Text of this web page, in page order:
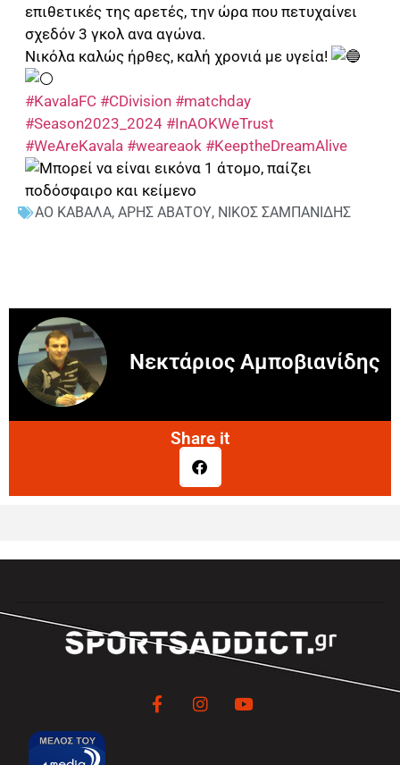
επιθετικές της αρετές, την ώρα που πετυχαίνει
σχεδόν 3 γκολ ανα αγώνα.
Νικόλα καλώς ήρθες, καλή χρονιά με υγεία!
#KavalaFC #CDivision #matchday
#Season2023_2024 #InAOKWeTrust
#WeAreKavala #weareaok #KeeptheDreamAlive
ΑΟ ΚΑΒΑΛΑ, ΑΡΗΣ ΑΒΑΤΟΥ, ΝΙΚΟΣ ΣΑΜΠΑΝΙΔΗΣ
Νεκτάριος Αμποβιανίδης
Share it